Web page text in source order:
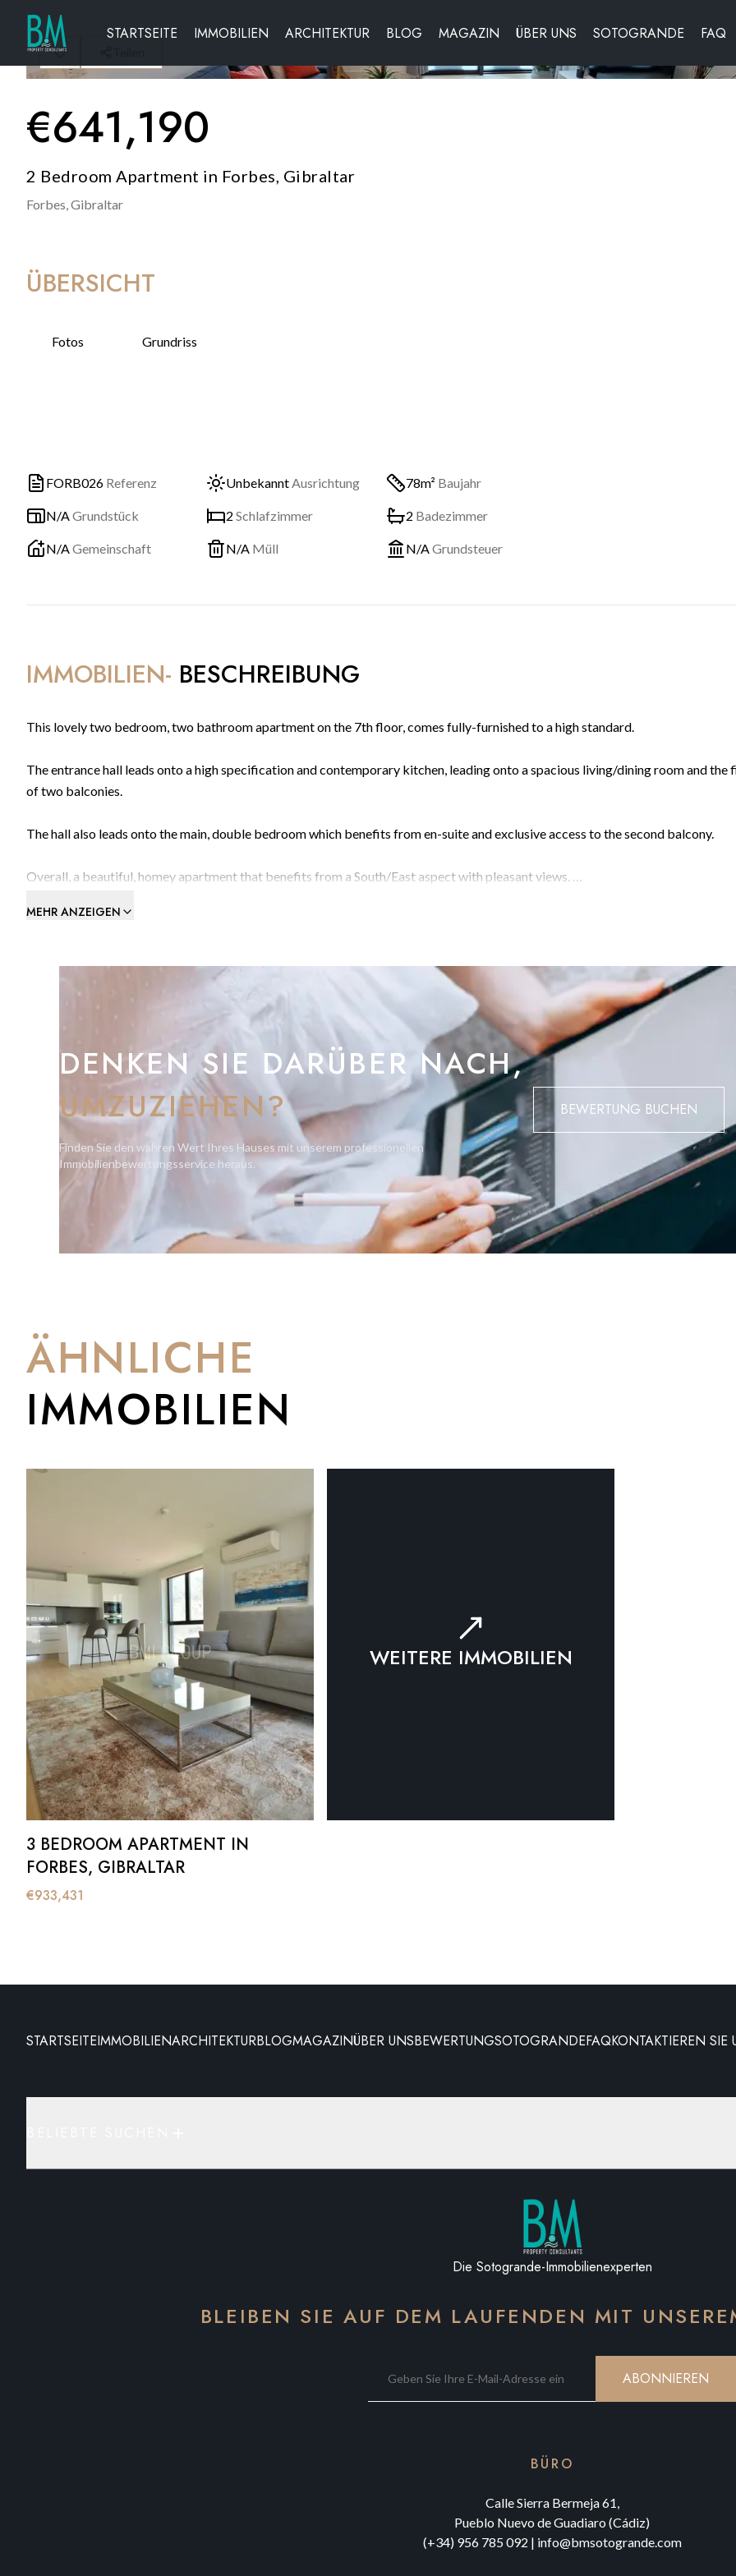
STARTSEITE IMMOBILIEN ARCHITEKTUR BLOG MAGAZIN ÜBER UNS SOTOGRANDE FAQ
€641,190
2 Bedroom Apartment in Forbes, Gibraltar
Forbes,Gibraltar
ÜBERSICHT
Fotos Grundriss
FORB026 Referenz UnbekanntAusrichtung 78m² Baujahr
N/AGrundstück 2 Schlafzimmer 2 Badezimmer
N/AGemeinschaft N/A Müll N/AGrundsteuer
IMMOBILIEN- BESCHREIBUNG
This lovely two bedroom, two bathroom apartment on the 7th floor, comes fully-furnished to a high standard.
The entrance hall leads onto a high specification and contemporary kitchen, leading onto a spacious living/dining room and the
of two balconies.
The hall also leads onto the main, double bedroom which benefits from en-suite and exclusive access to the second balcony.
Overall, a beautiful, homey apartment that benefits from a South/East aspect with pleasant views.
Includes integrated reverse air-conditioning heating/cooling system with individual controls to living/dining room areas and
Amenities include health club with swimming pool, gym, sauna & steam room facilities, a contemporary cafe & visitors parking.
Within walking distance to Gibraltar’s best beachfronts, the frontier and the beating heart of the most extraordinary city
Forbes 1848 offers contemporary accommodation with all the luxury amenities expected of a 21st Century lifestyle.
Viewing are highly recommended to fully appreciate this modern home. Serious offers considered to enable a quick sale.
MEHR ANZEIGEN
DENKEN SIE DARÜBER NACH,
UMZUZIEHEN?
Finden Sie den wahren Wert Ihres Hauses mit unserem professionellen
Immobilienbewertungsservice heraus.
BEWERTUNG BUCHEN
ÄHNLICHE
IMMOBILIEN
3 BEDROOM APARTMENT IN
FORBES, GIBRALTAR
€933,431
WEITERE IMMOBILIEN
STARTSEITEIMMOBILIENARCHITEKTURBLOGMAGAZINÜBER UNSBEWERTUNGSOTOGRANDEFAQKONTAKTIEREN SIE
Die Sotogrande-Immobilienexperten
BLEIBEN SIE AUF DEM LAUFENDEN MIT
ABONNIEREN
BÜRO
Calle Sierra Bermeja 61,
Pueblo Nuevo de Guadiaro (Cádiz)
(+34) 956 785 092 | info@bmsotogrande.com